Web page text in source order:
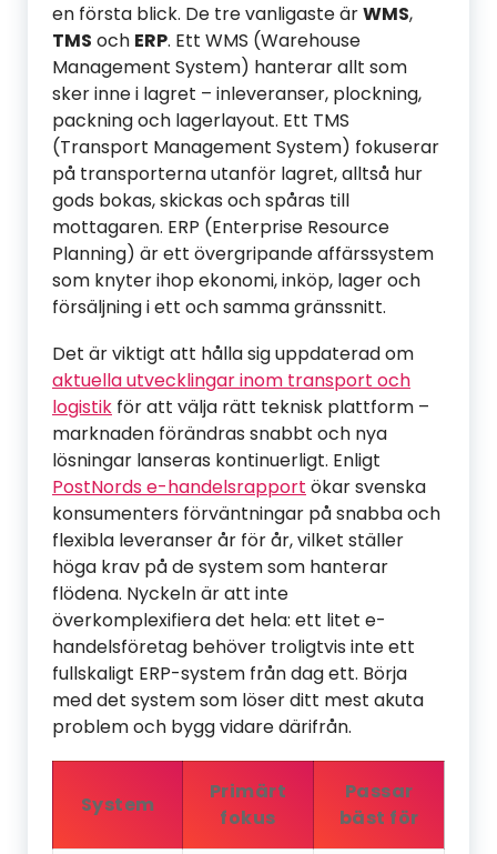
en första blick. De tre vanligaste ärWMS,
TMS och ERP. Ett WMS (Warehouse
Management System) hanterar allt som
sker inne i lagret – inleveranser, plockning,
packning och lagerlayout. Ett TMS
(Transport Management System) fokuserar
på transporterna utanför lagret, alltså hur
gods bokas, skickas och spåras till
mottagaren. ERP (Enterprise Resource
Planning) är ett övergripande affärssystem
som knyter ihop ekonomi, inköp, lager och
försäljning i ett och samma gränssnitt.
Det är viktigt att hålla sig uppdaterad om
aktuella utvecklingar inom transport och
logistik för att välja rätt teknisk plattform –
marknaden förändras snabbt och nya
lösningar lanseras kontinuerligt. Enligt
PostNords e-handelsrapport ökar svenska
konsumenters förväntningar på snabba och
flexibla leveranser år för år, vilket ställer
höga krav på de system som hanterar
flödena. Nyckeln är att inte
överkomplexifiera det hela: ett litet e-
handelsföretag behöver troligtvis inte ett
fullskaligt ERP-system från dag ett. Börja
med det system som löser ditt mest akuta
problem och bygg vidare därifrån.
System
Primärt
fokus
Passar
bäst för